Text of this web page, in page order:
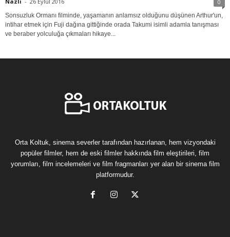
0
Sonsuzluk Ormanı filminde, yaşamanın anlamsız olduğunu düşünen Arthur'un,
intihar etmek için Fuji dağına gittiğinde orada Takumi isimli adamla tanışması
ve beraber yolculuğa çıkmaları hikaye...
Orta Koltuk, sinema severler tarafından hazırlanan, hem vizyondaki
popüler filmler, hem de eski filmler hakkında film eleştirileri, film
yorumları, film incelemeleri ve film fragmanları yer alan bir sinema film
platformudur.